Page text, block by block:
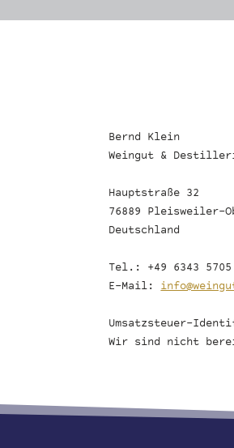
Bernd Klein
Weingut &
Hauptstraße 32
76889 Pleisweiler-
Deutschland
Tel.: +49 6343 5705
E-Mail:
Umsatzsteuer-
Wir sind nicht